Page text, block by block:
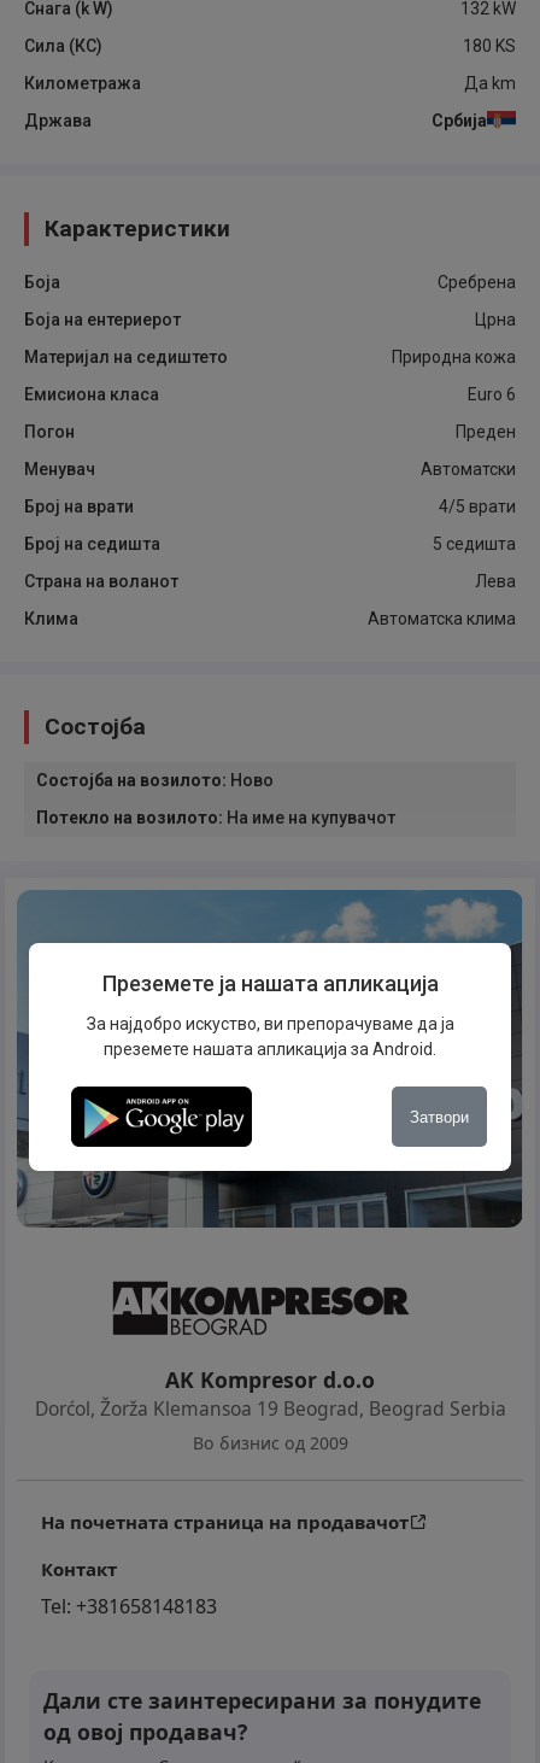
Снага (k W)
132 kW
Сила (КС)
180 KS
Километража
Да km
Држава
Србија
Карактеристики
Боја
Сребрена
Боја на ентериерот
Црна
Материјал на седиштето
Природна кожа
Емисиона класа
Euro 6
Погон
Преден
Менувач
Автоматски
Број на врати
4/5 врати
Број на седишта
5 седишта
Страна на воланот
Лева
Клима
Автоматска клима
Состојба
Состојба на возилото: Ново
Потекло на возилото: На име на купувачот
AK Kompresor d.o.o
Dorćol, Žorža Klemansoa 19 Beograd, Beograd Serbia
Во бизнис од 2009
На почетната страница на продавачот
Контакт
Tel: +381658148183
Дали сте заинтересирани за понудите
од овој продавач?
Преземете ја нашата апликација
За најдобро искуство, ви препорачуваме да ја
преземете нашата апликација за Android.
Затвори